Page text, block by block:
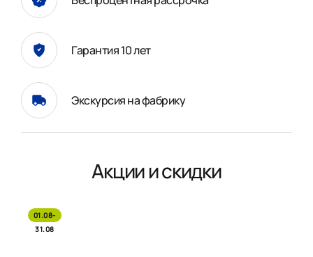
Гарантия 10 лет
Экскурсия на фабрику
Акции и скидки
01.08-
31.08